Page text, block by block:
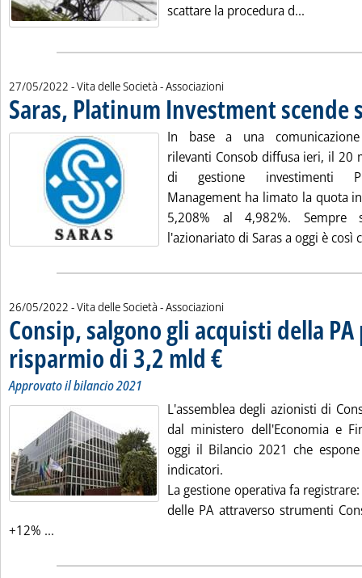
scattare la procedura d...
27/05/2022 - Vita delle Società - Associazioni
Saras, Platinum Investment scende
In base a una
rilevanti Consob diffusa ieri, il 20
di gestione investimenti
Management ha limato la quota
5,208% al 4,982%. Sempre
l'azionariato di Saras a oggi è così
26/05/2022 - Vita delle Società - Associazioni
Consip, salgono gli acquisti della
risparmio di 3,2 mld €
. Sottotitolo: Approvato il bilancio 2021
. Pubblicata giovedì 26 maggio 2022 alle 16.55.
Approvato il bilancio 2021
L'assemblea degli azionisti di
dal ministero dell'Economia e
oggi il Bilancio 2021 che
indicatori.
La gestione operativa fa
delle PA attraverso strumenti
+12% ...